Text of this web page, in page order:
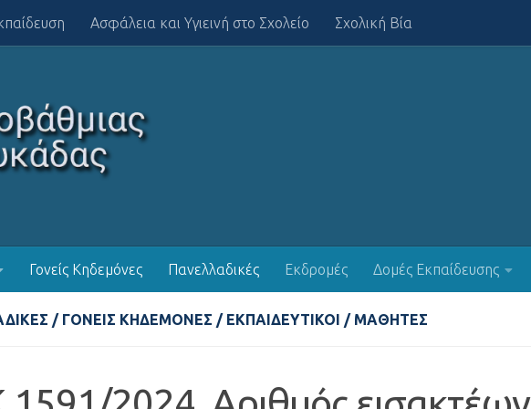
Ασφάλεια και Υγιεινή στο Σχολείο Σχολική Βία
Γονείς Κηδεμόνες Πανελλαδικές Εκδρομές Δομές Εκπαίδευσης
/ ΓΟΝΕΊΣ ΚΗΔΕΜΌΝΕΣ / ΕΚΠΑΙΔΕΥΤΙΚΟΊ / ΜΑΘΗΤΈΣ